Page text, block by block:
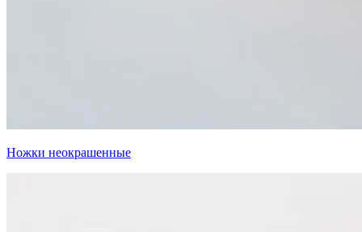
Ножки неокрашенные